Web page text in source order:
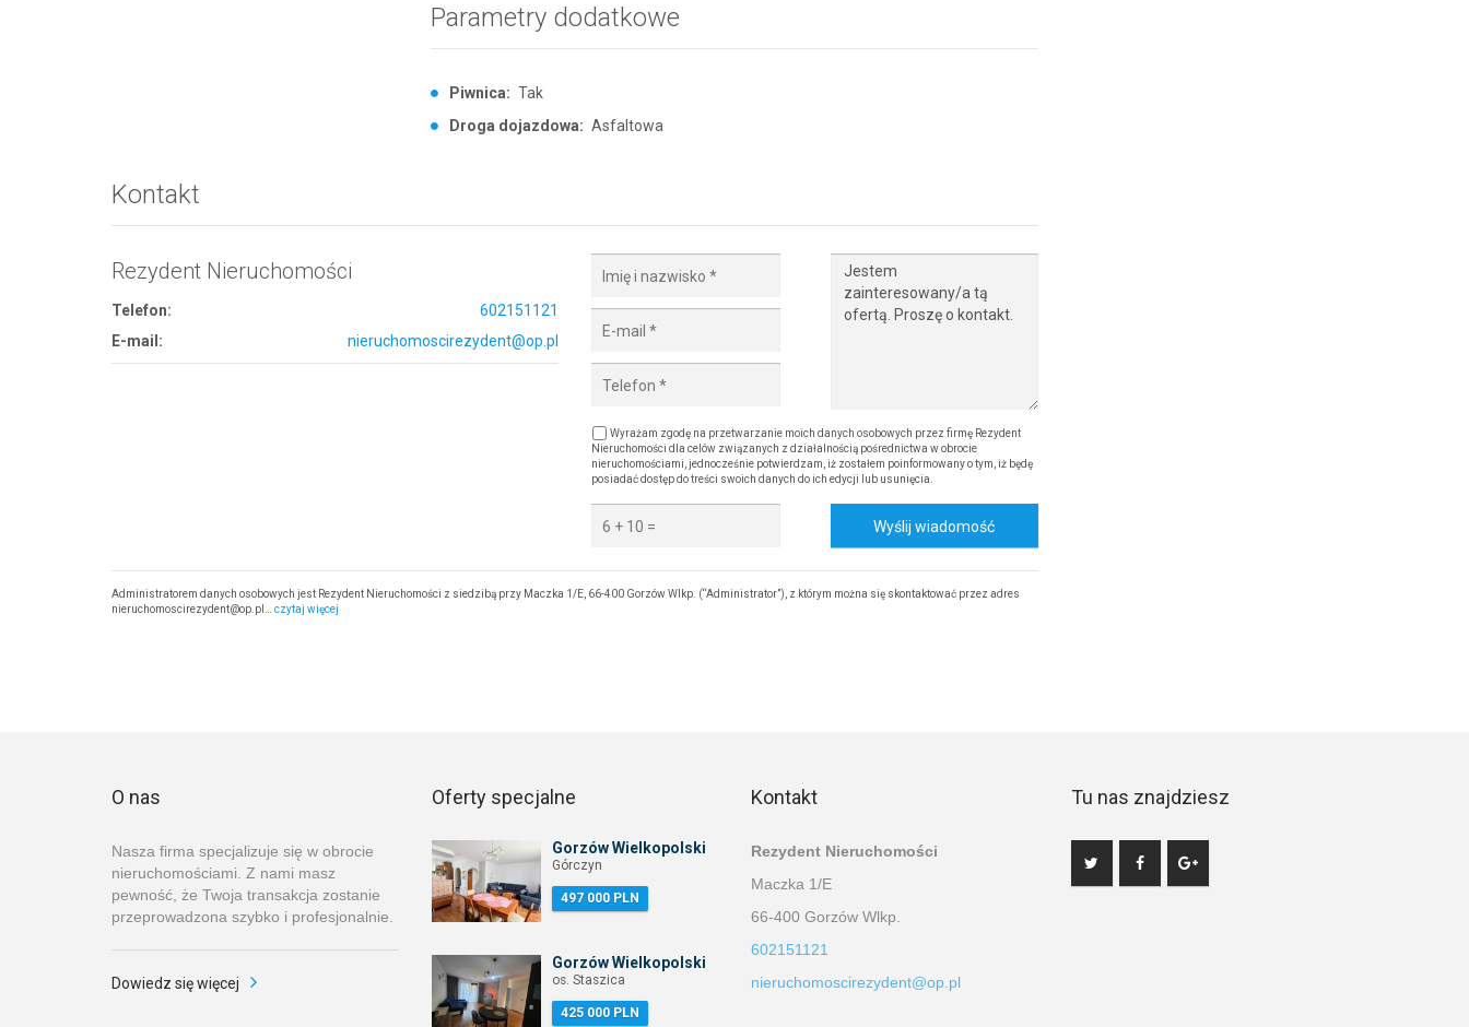
Parametry dodatkowe
Piwnica: Tak
Droga dojazdowa: Asfaltowa
Kontakt
Rezydent Nieruchomości
Telefon:
602151121
E-mail:
nieruchomoscirezydent@op.pl
Wyrażam zgodę na przetwarzanie moich danych osobowych przez firmę Rezydent
Nieruchomości dla celów związanych z działalnością pośrednictwa w obrocie
nieruchomościami, jednocześnie potwierdzam, iż zostałem poinformowany o tym, iż będę
posiadać dostęp do treści swoich danych do ich edycji lub usunięcia.
Wyślij wiadomość
Administratorem danych osobowych jest Rezydent Nieruchomości z siedzibą przy Maczka 1/E, 66-400 Gorzów Wlkp. (“Administrator”), z którym można się skontaktować przez adres
nieruchomoscirezydent@op.pl… czytaj więcej
O nas
Nasza firma specjalizuje się w obrocie
nieruchomościami. Z nami masz
pewność, że Twoja transakcja zostanie
przeprowadzona szybko i profesjonalnie.
Dowiedz się więcej
Oferty specjalne
Gorzów Wielkopolski
Górczyn
497 000 PLN
Gorzów Wielkopolski
os. Staszica
425 000 PLN
Kontakt
Rezydent Nieruchomości
Maczka 1/E
66-400 Gorzów Wlkp.
602151121
nieruchomoscirezydent@op.pl
Tu nas znajdziesz